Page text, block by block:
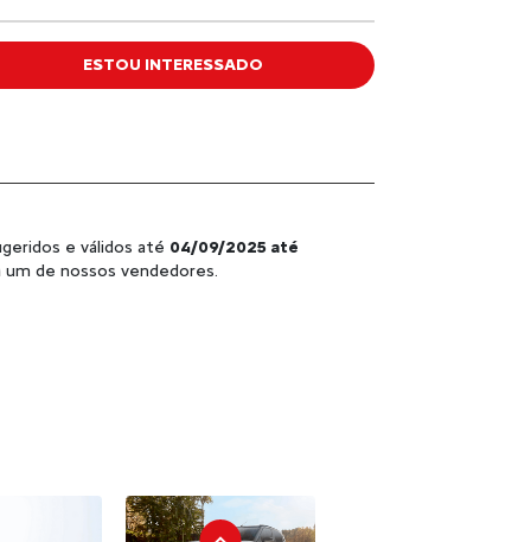
ESTOU INTERESSADO
e válidos até 04/09/2025 até
de nossos vendedores.